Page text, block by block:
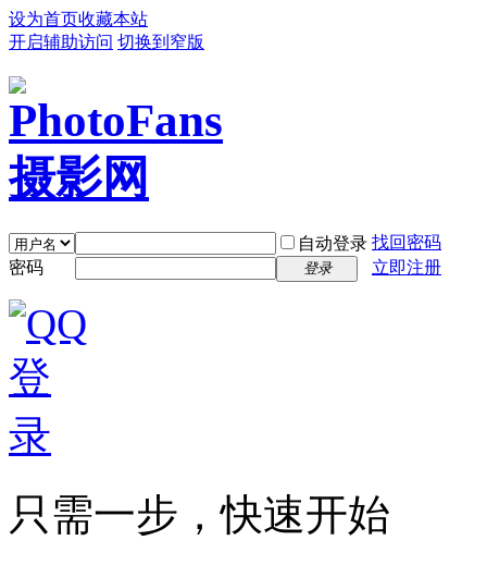
设为首页收藏本站
开启辅助访问 切换到窄版
自动登录 找回密码
密码
登录 立即注册
只需一步，快速开始